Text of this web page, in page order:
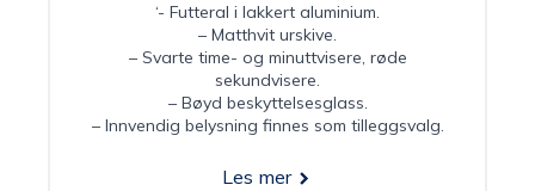
‘- Futteral i lakkert aluminium.
– Matthvit urskive.
– Svarte time- og minuttvisere, røde
sekundvisere.
– Bøyd beskyttelsesglass.
– Innvendig belysning finnes som tilleggsvalg.
Les mer